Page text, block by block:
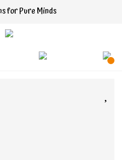
for Pure Minds